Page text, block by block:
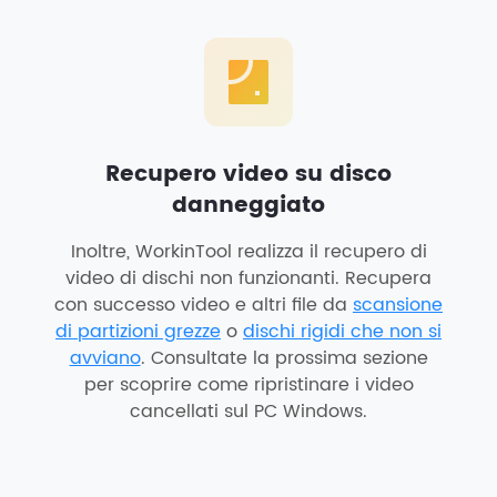
Recupero video su disco
danneggiato
Inoltre, WorkinTool realizza il recupero di
video di dischi non funzionanti. Recupera
con successo video e altri file da scansione
di partizioni grezzeodischi rigidi che non si
avviano. Consultate la prossima sezione
per scoprire come ripristinare i video
cancellati sul PC Windows.